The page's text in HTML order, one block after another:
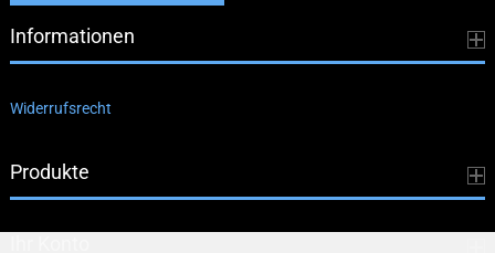
Informationen
Widerrufsrecht
Produkte